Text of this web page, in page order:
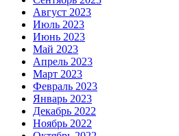
Август 2023
Июль 2023
Июнь 2023
Май 2023
Апрель 2023
Март 2023
Февраль 2023
Январь 2023
Декабрь 2022
Ноябрь 2022